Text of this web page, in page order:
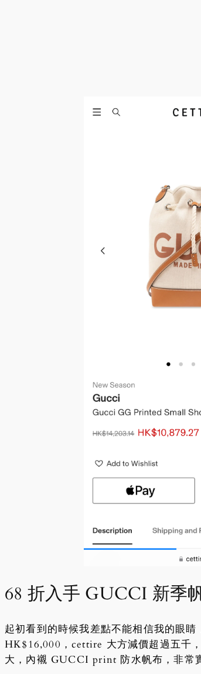
68 折入手 GUCCI 新季
起初看到的時候我差點不能相信我的眼睛
HK$16,000，cettire 大方減價超過五千
大，內襯 GUCCI print 防水帆布，非常